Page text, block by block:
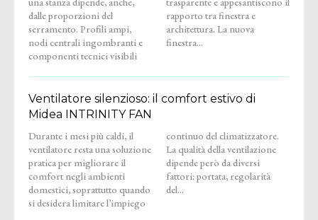
dalle proporzioni del
serramento. Profili ampi,
nodi centrali ingombranti e
componenti tecnici visibili
rapporto tra finestra e
architettura. La nuova
finestra...
Ventilatore silenzioso: il comfort estivo di
Midea INTRINITY FAN
Durante i mesi più caldi, il
ventilatore resta una soluzione
pratica per migliorare il
comfort negli ambienti
domestici, soprattutto quando
si desidera limitare l’impiego
continuo del climatizzatore.
La qualità della ventilazione
dipende però da diversi
fattori: portata, regolarità
del...